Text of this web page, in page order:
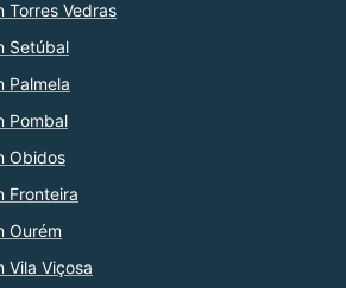
Torres Vedras
Setúbal
Palmela
Pombal
Obidos
Fronteira
Ourém
Vila Viçosa